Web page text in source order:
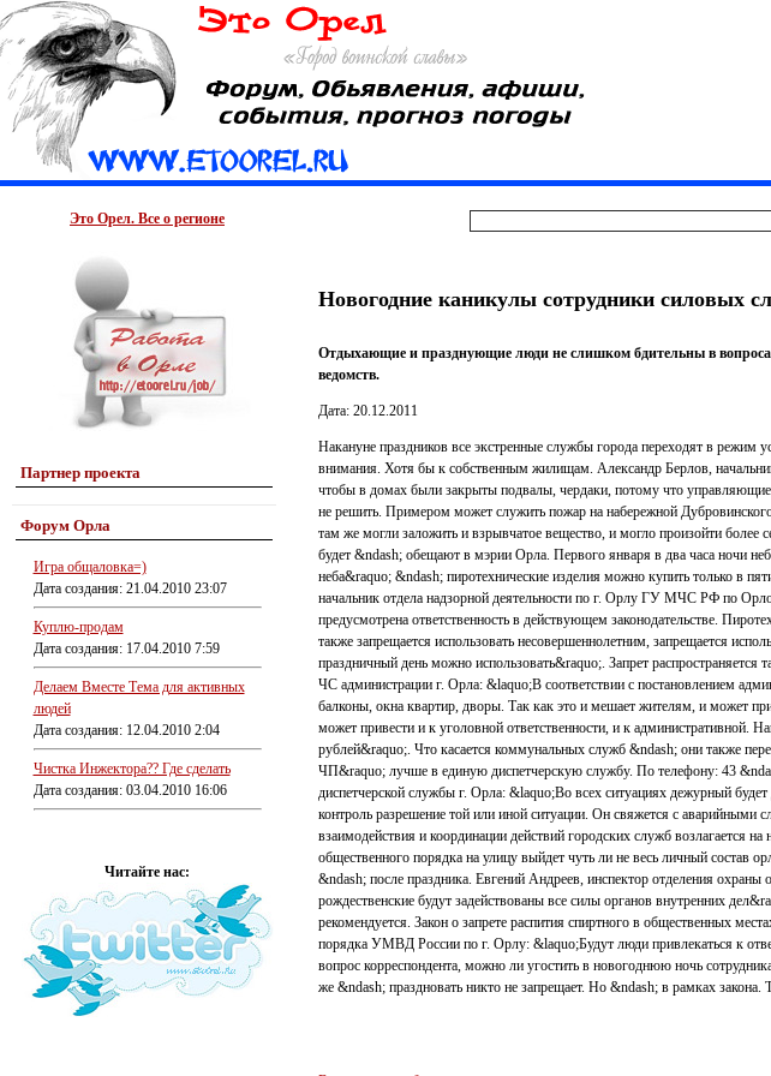
Это Орел. Все о регионе
Партнер проекта
Форум Орла
Игра общаловка=)
Дата создания: 21.04.2010 23:07
Куплю-продам
Дата создания: 17.04.2010 7:59
Делаем Вместе Тема для активных
людей
Дата создания: 12.04.2010 2:04
Чистка Инжектора?? Где сделать
Дата создания: 03.04.2010 16:06
Читайте нас:
Новогодние каникулы сотрудники силовых
Отдыхающие и празднующие люди не слишком бдительны в вопросах
ведомств.
Дата: 20.12.2011
Накануне праздников все экстренные службы города переходят в
внимания. Хотя бы к собственным жилищам. Александр Берлов,
чтобы в домах были закрыты подвалы, чердаки, потому что
не решить. Примером может служить пожар на набережной
там же могли заложить и взрывчатое вещество, и могло произойти более
будет &ndash; обещают в мэрии Орла. Первого января в два часа ночи
неба&raquo; &ndash; пиротехнические изделия можно купить только в
начальник отдела надзорной деятельности по г. Орлу ГУ МЧС РФ по
предусмотрена ответственность в действующем законодательстве.
также запрещается использовать несовершеннолетним, запрещается
праздничный день можно использовать&raquo;. Запрет
ЧС администрации г. Орла: &laquo;В соответствии с постановлением
балконы, окна квартир, дворы. Так как это и мешает жителям, и может
может привести и к уголовной ответственности, и к
рублей&raquo;. Что касается коммунальных служб &ndash; они также
ЧП&raquo; лучше в единую диспетчерскую службу. По телефону: 43
диспетчерской службы г. Орла: &laquo;Во всех ситуациях дежурный
контроль разрешение той или иной ситуации. Он свяжется с аварийными
взаимодействия и координации действий городских служб
общественного порядка на улицу выйдет чуть ли не весь личный
&ndash; после праздника. Евгений Андреев, инспектор отделения
рождественские будут задействованы все силы органов внутренних
рекомендуется. Закон о запрете распития спиртного в общественных
порядка УМВД России по г. Орлу: &laquo;Будут люди привлекаться к
вопрос корреспондента, можно ли угостить в новогоднюю ночь
же &ndash; праздновать никто не запрещает. Но &ndash; в рамках